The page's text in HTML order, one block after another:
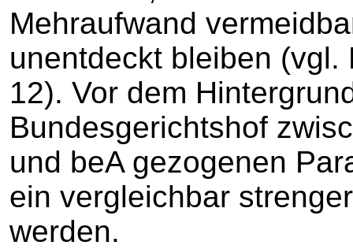
Mehraufwand
unentdeckt bleiben
12). Vor dem
Bundesgerichtshof
und beA gezogenen
ein vergleichbar
werden.